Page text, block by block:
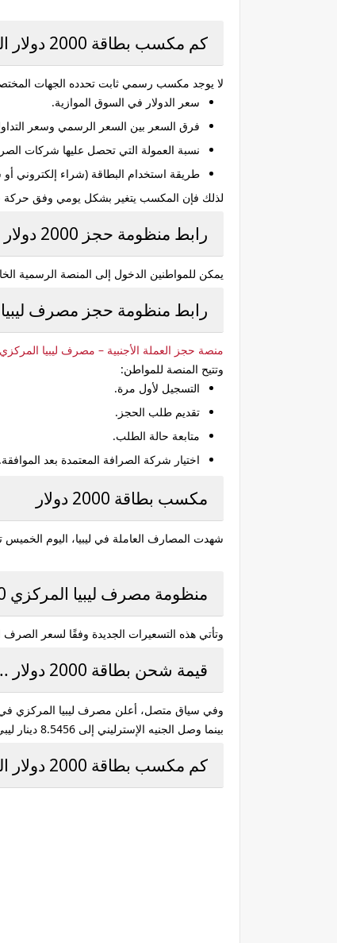
كم مكسب بطاقة 2000 دولار اليوم؟
لا يوجد مكسب رسمي ثابت تحدده الجهات
سعر الدولار في السوق الموازية.
فرق السعر بين السعر الرسمي وسعر
نسبة العمولة التي تحصل عليها شركات
طريقة استخدام البطاقة (شراء إلكتروني
لذلك فإن المكسب يتغير بشكل يومي وفق حركة
رابط منظومة حجز 2000 دولار
يمكن للمواطنين الدخول إلى المنصة الرسمية
رابط منظومة حجز مصرف ليبيا
منصة حجز العملة الأجنبية – مصرف ليبيا المركزي
وتتيح المنصة للمواطن:
التسجيل لأول مرة.
تقديم طلب الحجز.
متابعة حالة الطلب.
اختيار شركة الصرافة المعتمدة بعد الموافقة.
مكسب بطاقة 2000 دولار
شهدت المصارف العاملة في ليبيا، اليوم الخميس
منظومة مصرف ليبيا المركزي 2000 دولار
وتأتي هذه التسعيرات الجديدة وفقًا لسعر
قيمة شحن بطاقة 2000 دولار ..2000دولار كم ليبي
بينما وصل الجنيه الإسترليني إلى 8.5456 دينار ليبي.الوقت والتقاويم
كم مكسب بطاقة 2000 دولار اليوم